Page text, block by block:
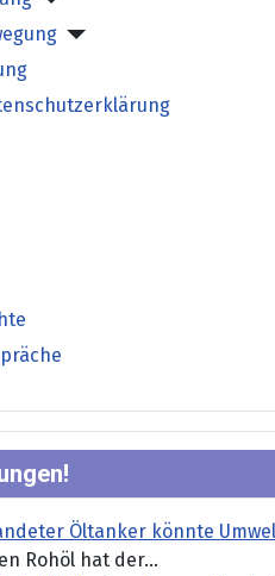
Öltanker könnte
Rohöl hat der...